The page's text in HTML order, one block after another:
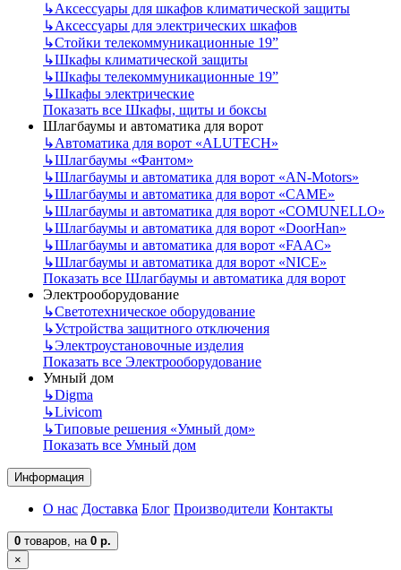
↳Аксессуары для шкафов климатической защиты
↳Аксессуары для электрических шкафов
↳Стойки телекоммуникационные 19”
↳Шкафы климатической защиты
↳Шкафы телекоммуникационные 19”
↳Шкафы электрические
Показать все Шкафы, щиты и боксы
Шлагбаумы и автоматика для ворот
↳Автоматика для ворот «ALUTECH»
↳Шлагбаумы «Фантом»
↳Шлагбаумы и автоматика для ворот «AN-Motors»
↳Шлагбаумы и автоматика для ворот «CAME»
↳Шлагбаумы и автоматика для ворот «COMUNELLO»
↳Шлагбаумы и автоматика для ворот «DoorHan»
↳Шлагбаумы и автоматика для ворот «FAAC»
↳Шлагбаумы и автоматика для ворот «NICE»
Показать все Шлагбаумы и автоматика для ворот
Электрооборудование
↳Светотехническое оборудование
↳Устройства защитного отключения
↳Электроустановочные изделия
Показать все Электрооборудование
Умный дом
↳Digma
↳Livicom
↳Типовые решения «Умный дом»
Показать все Умный дом
Информация
О нас Доставка Блог Производители Контакты
0 товаров, на 0 р.
×